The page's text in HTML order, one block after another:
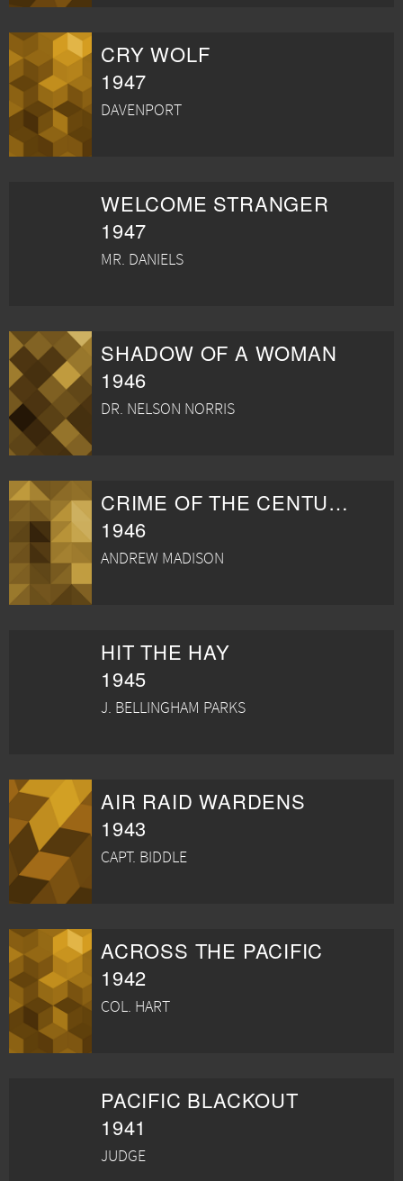
CRY WOLF
1947
DAVENPORT
WELCOME STRANGER
1947
MR. DANIELS
SHADOW OF A WOMAN
1946
DR. NELSON NORRIS
CRIME OF THE CENTURY
1946
ANDREW MADISON
HIT THE HAY
1945
J. BELLINGHAM PARKS
AIR RAID WARDENS
1943
CAPT. BIDDLE
ACROSS THE PACIFIC
1942
COL. HART
PACIFIC BLACKOUT
1941
JUDGE